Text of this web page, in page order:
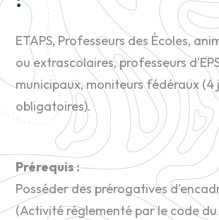
ETAPS, Professeurs des Écoles,
ou extrascolaires, professeurs
municipaux, moniteurs fédéraux (4
obligatoires).
Prérequis :
Posséder des prérogatives
(Activité réglementé par le code